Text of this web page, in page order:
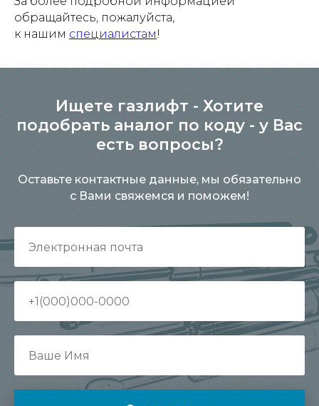
обращайтесь, пожалуйста,
к нашим специалистам!
Ищете газлифт - Хотите
подобрать аналог по коду - у Вас
есть вопросы?
Оставьте контактные данные, мы обязательно
с Вами свяжемся и поможем!